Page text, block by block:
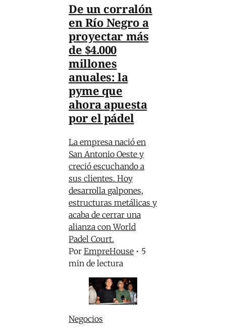
De un corralón
en Río Negro a
proyectar más
de $4.000
millones
anuales: la
pyme que
ahora apuesta
por el pádel
La empresa nació en
San Antonio Oeste y
creció escuchando a
sus clientes. Hoy
desarrolla galpones,
estructuras metálicas y
acaba de cerrar una
alianza con World
Padel Court.
Por EmpreHouse • 5
min de lectura
Negocios